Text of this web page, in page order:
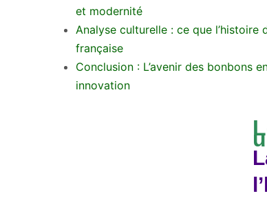
et modernité
Analyse culturelle : ce que
française
Conclusion : L’avenir des bonbons
innovation